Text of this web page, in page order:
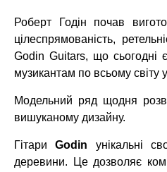
Роберт Годін почав
цілеспрямованість,
Godin Guitars, що сьогодні
музикантам по всьому світу
Модельний ряд щодня
вишуканому дизайну.
ГітариGodin унікальні
деревини. Це дозволяє